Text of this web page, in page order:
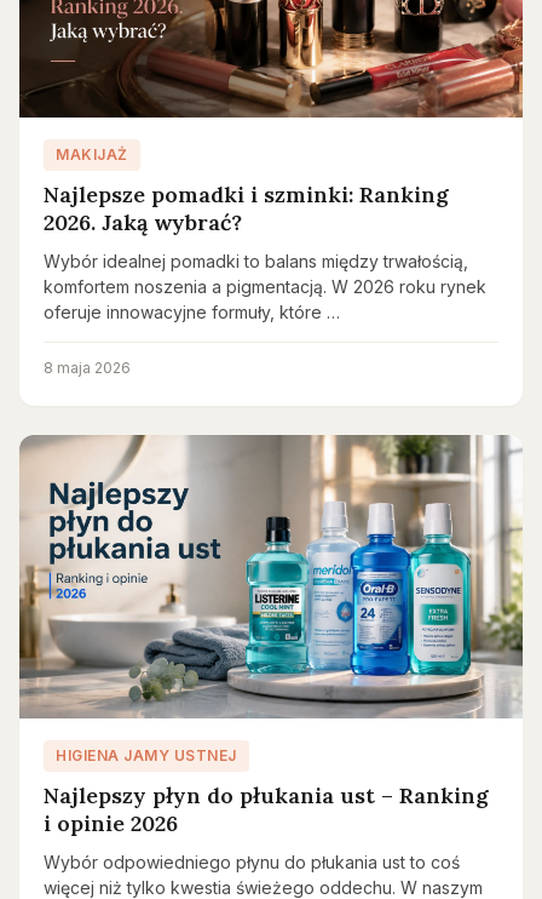
MAKIJAŻ
Najlepsze pomadki i szminki: Ranking
2026. Jaką wybrać?
Wybór idealnej pomadki to balans między trwałością,
komfortem noszenia a pigmentacją. W 2026 roku rynek
oferuje innowacyjne formuły, które …
8 maja 2026
HIGIENA JAMY USTNEJ
Najlepszy płyn do płukania ust – Ranking
i opinie 2026
Wybór odpowiedniego płynu do płukania ust to coś
więcej niż tylko kwestia świeżego oddechu. W naszym